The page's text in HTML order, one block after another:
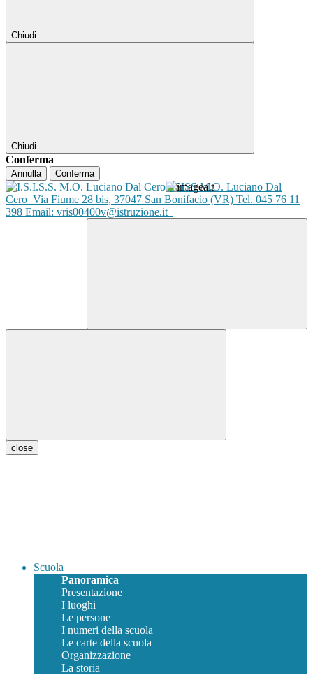
Chiudi
Chiudi
Conferma
Annulla Conferma
ISISS M.O. Luciano Dal
Cero Via Fiume 28 bis, 37047 San Bonifacio (VR) Tel. 045 76 11
398 Email: vris00400v@istruzione.it
close
Scuola
Panoramica
Presentazione
I luoghi
Le persone
I numeri della scuola
Le carte della scuola
Organizzazione
La storia